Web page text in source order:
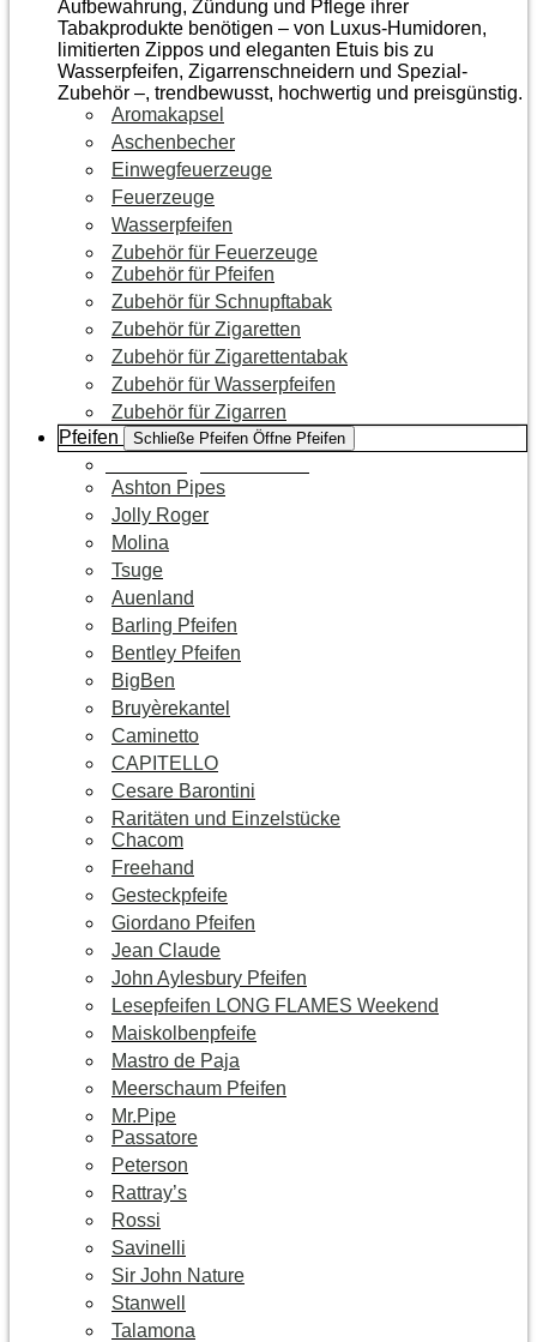
Aufbewahrung, Zündung und Pflege ihrer
Tabakprodukte benötigen – von Luxus-Humidoren,
limitierten Zippos und eleganten Etuis bis zu
Wasserpfeifen, Zigarrenschneidern und Spezial-
Zubehör –, trendbewusst, hochwertig und preisgünstig.
Aromakapsel
Aschenbecher
Einwegfeuerzeuge
Feuerzeuge
Wasserpfeifen
Zubehör für Feuerzeuge
Zubehör für Pfeifen
Zubehör für Schnupftabak
Zubehör für Zigaretten
Zubehör für Zigarettentabak
Zubehör für Wasserpfeifen
Zubehör für Zigarren
Pfeifen
Schließe Pfeifen Öffne Pfeifen
Ashton Pipes
Jolly Roger
Molina
Tsuge
Auenland
Barling Pfeifen
Bentley Pfeifen
BigBen
Bruyèrekantel
Caminetto
CAPITELLO
Cesare Barontini
Raritäten und Einzelstücke
Chacom
Freehand
Gesteckpfeife
Giordano Pfeifen
Jean Claude
John Aylesbury Pfeifen
Lesepfeifen LONG FLAMES Weekend
Maiskolbenpfeife
Mastro de Paja
Meerschaum Pfeifen
Mr.Pipe
Passatore
Peterson
Rattray’s
Rossi
Savinelli
Sir John Nature
Stanwell
Talamona